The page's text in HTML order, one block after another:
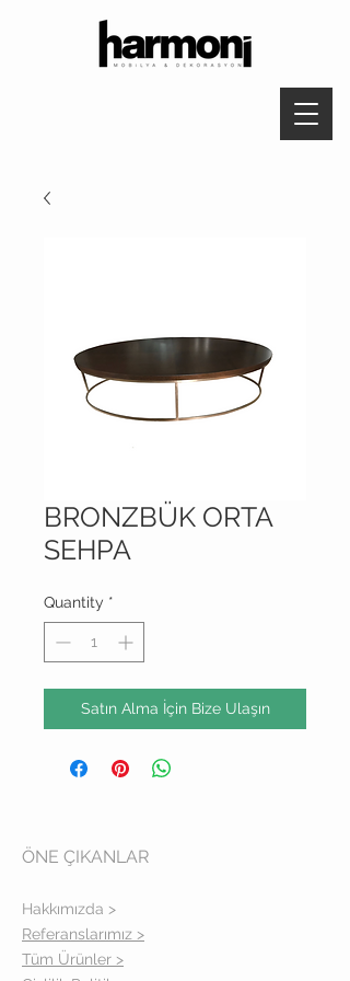
BRONZBÜK ORTA
SEHPA
Quantity *
Satın Alma İçin Bize Ulaşın
ÖNE ÇIKANLAR
Hakkımızda >
Referanslarımız >
Tüm Ürünler >